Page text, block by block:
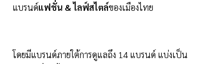
แบรนด์แฟชั่น & ไลฟ์สไตล์ของเมืองไทย
โดยมีแบรนด์ภายใต้การดูแลถึง 14 แบรนด์ แบ่งเป็น